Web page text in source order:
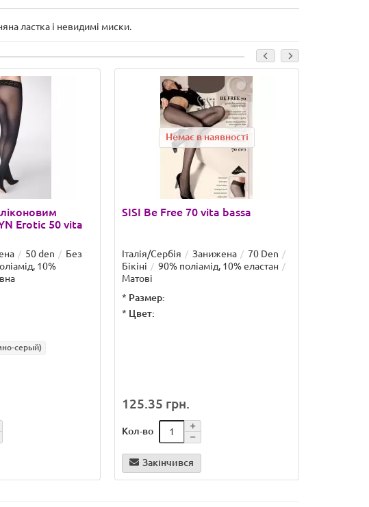
ластка і невидимі миски.
Erotic 50 vita
50 den
Без
10%
серый)
Немає в наявності
SISI Be Free 70 vita bassa
Італія/Сербія Занижена
70 Den
Бікіні
90% поліамід, 10% еластан
Матові
* Размер:
* Цвет:
125.35 грн.
Кол-во
Закінчився